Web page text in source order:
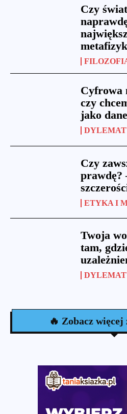
Czy
Cyfrowa
czy
jako
Czy
prawdę?
ETYKA I
Twoja
tam,
🔥 Zobacz